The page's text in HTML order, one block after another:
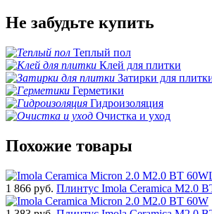
Не забудьте купить
Теплый пол
Клей для плитки
Затирки для
Герметики
Гидроизоляция
Очистка и уход
Похожие товары
1 866 руб. Плинтус Imola Ceramica M2.0